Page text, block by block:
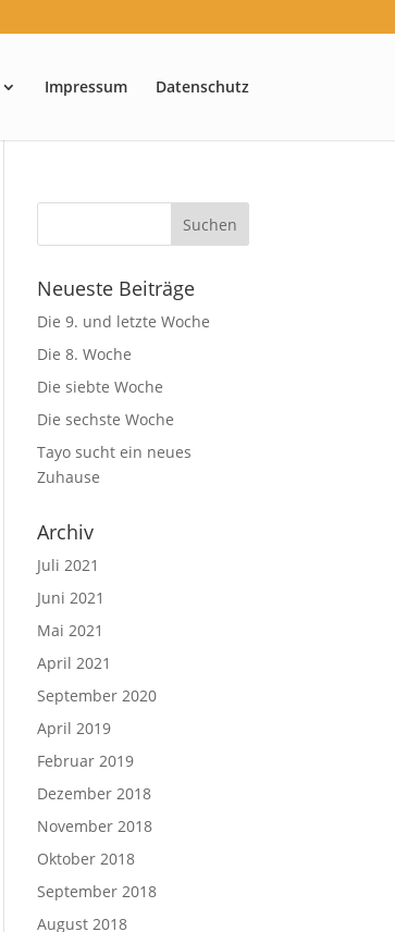
Impressum Datenschutz
Neueste Beiträge
Die 9. und letzte Woche
Die 8. Woche
Die siebte Woche
Die sechste Woche
Tayo sucht ein neues
Zuhause
Archiv
Juli 2021
Juni 2021
Mai 2021
April 2021
September 2020
April 2019
Februar 2019
Dezember 2018
November 2018
Oktober 2018
September 2018
August 2018